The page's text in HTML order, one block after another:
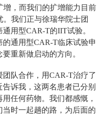
，而我们的扩增能力目前
我们正与徐瑞华院士团
用型CAR-T的IIT试验。
通用型CAR-T临床试验申
重新做启动的方向。
队合作，用CAR-T治疗了
诉我，这两名患者已分别
任何药物。我们都感慨，
时一起趟的路，为后面的